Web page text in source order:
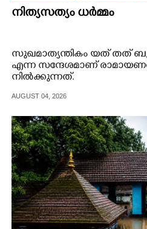
INFO+
ASTRO
LITERATURE
ZOOM
CONTACT US
നിത്യസത്യം ധർമ്മം
സുഖമാത്യന്തികം യത് തത്
എന്ന സന്ദേശമാണ്
നിൽക്കുന്നത്.
AUGUST 04, 2026